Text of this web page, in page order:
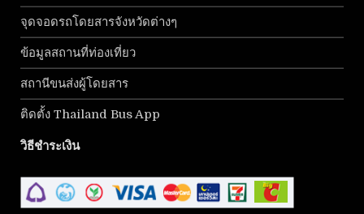
จุดจอดรถโดยสารจังหวัดต่างๆ
ข้อมูลสถานที่ท่องเที่ยว
สถานีขนส่งผู้โดยสาร
ติดตั้ง Thailand Bus App
วิธีชำระเงิน